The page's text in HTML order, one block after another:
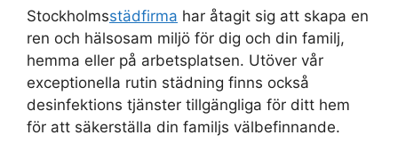
Stockholmsstädfirma har åtagit sig att skapa en
ren och hälsosam miljö för dig och din familj,
hemma eller på arbetsplatsen. Utöver vår
exceptionella rutin städning finns också
desinfektions tjänster tillgängliga för ditt hem
för att säkerställa din familjs välbefinnande.